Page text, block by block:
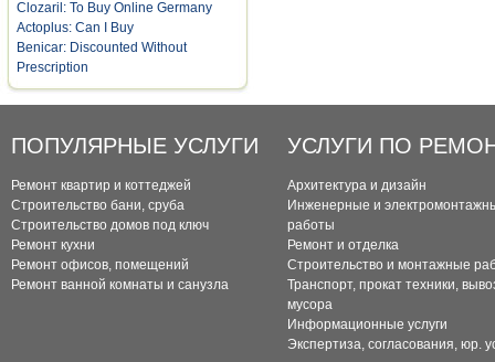
Clozaril: To Buy Online Germany
Actoplus: Can I Buy
Benicar: Discounted Without
Prescription
ПОПУЛЯРНЫЕ УСЛУГИ
Ремонт квартир и коттеджей
Строительство бани, сруба
Строительство домов под ключ
Ремонт кухни
Ремонт офисов, помещений
Ремонт ванной комнаты и санузла
УСЛУГИ ПО
Архитектура и дизайн
Инженерные и
работы
Ремонт и отделка
Строительство и монтажные
Транспорт, прокат техники,
мусора
Информационные услуги
Экспертиза, согласования, юр.